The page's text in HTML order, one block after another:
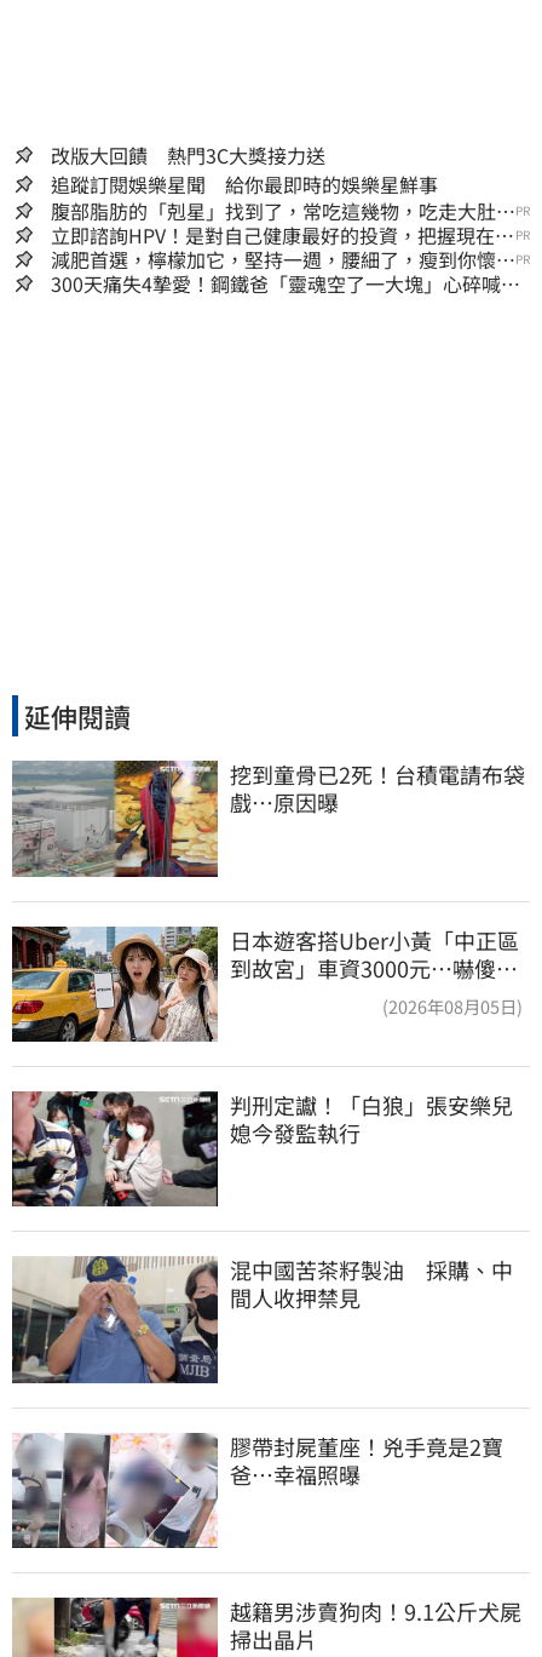
改版大回饋 熱門3C大獎接力送
追蹤訂閱娛樂星聞 給你最即時的娛樂星鮮事
腹部脂肪的「剋星」找到了，常吃這幾物，吃走大肚
囊，瘦出小蠻腰
PR
立即諮詢HPV！是對自己健康最好的投資，把握現在不
嫌晚！
PR
減肥首選，檸檬加它，堅持一週，腰細了，瘦到你懷疑
人生
PR
300天痛失4摯愛！鋼鐵爸「靈魂空了一大塊」心碎喊：
延伸閱讀
挖到童骨已2死！台積電請布袋
戲…原因曝
日本遊客搭Uber小黃「中正區
到故宮」車資3000元…嚇傻：
(2026年08月05日)
判刑定讞！「白狼」張安樂兒
媳今發監執行
混中國苦茶籽製油　採購、中
間人收押禁見
膠帶封屍董座！兇手竟是2寶
爸…幸福照曝
越籍男涉賣狗肉！9.1公斤犬屍
掃出晶片